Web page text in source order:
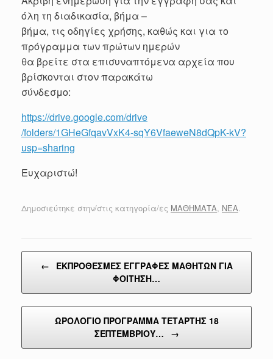
όλη τη διαδικασία, βήμα –
βήμα, τις οδηγίες χρήσης, καθώς και για το
πρόγραμμα των πρώτων ημερών
θα βρείτε στα επισυναπτόμενα αρχεία που
βρίσκονται στον παρακάτω
σύνδεσμο:
https://drive.google.com/drive
/folders/1GHeGfqavVxK4-sqY6VfaeweN8dQpK-kV?
usp=sharing
Ευχαριστώ!
Δημοσιεύτηκε στην/στις κατηγορία/ες ΜΑΘΗΜΑΤΑ, ΝΕΑ.
Post navigation
←
ΕΚΠΡΟΘΕΣΜΕΣ ΕΓΓΡΑΦΕΣ ΜΑΘΗΤΩΝ ΓΙΑ
ΦΟΙΤΗΣΗ…
ΩΡΟΛΟΓΙΟ ΠΡΟΓΡΑΜΜΑ ΤΕΤΑΡΤΗΣ 18
ΣΕΠΤΕΜΒΡΙΟΥ…
→